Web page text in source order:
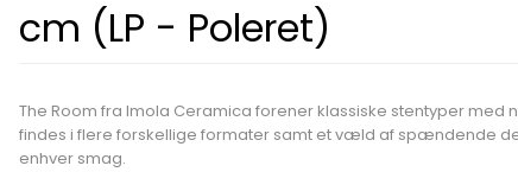
cm (LP - Poleret)
The Room fra Imola Ceramica forener klassiske stentyper med
findes i flere forskellige formater samt et væld af spændende
enhver smag.